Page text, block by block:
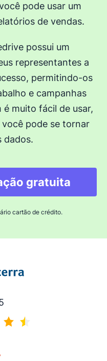
pode usar um
de vendas.
possui um
representantes a
permitindo-os
e campanhas
muito fácil de usar,
pode se tornar
dados.
gratuita
cartão de crédito.